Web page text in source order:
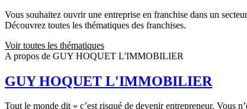
Vous souhaitez ouvrir une entreprise en franchise dans un
Découvrez toutes les thématiques des franchises.
Voir toutes les thématiques
A propos de GUY HOQUET L'IMMOBILIER
GUY HOQUET L'IMMOBILIER
Tout le monde dit « c’est risqué de devenir entrepreneur. Vous